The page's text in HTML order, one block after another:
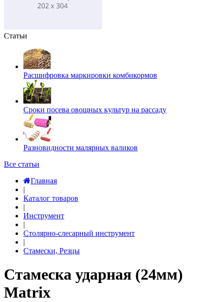
Статьи
Расшифровка маркировки комбикормов
Сроки посева овощных культур на рассаду
Разновидности малярных валиков
Все статьи
Главная
|
Каталог товаров
|
Инструмент
|
Столярно-слесарный инструмент
|
Стамески, Резцы
Стамеска ударная (24мм)
Matrix